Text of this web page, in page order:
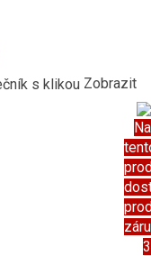
Na
3
Zobrazit